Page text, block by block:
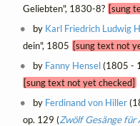
Geliebten", 1830-8? [sung
by Karl Friedrich Ludwig
dein", 1805 [sung text not
by Fanny Hensel(1805 -
[sung text not yet checked]
by Ferdinand von Hiller
op. 129 (Zwölf Gesänge